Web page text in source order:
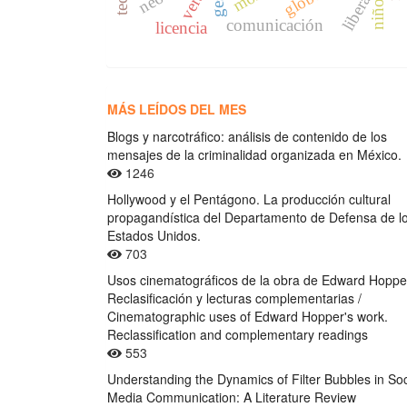
comunicación
licencia niño
MÁS LEÍDOS DEL MES
Blogs y narcotráfico: análisis de contenido de los
mensajes de la criminalidad organizada en México.
1246
Hollywood y el Pentágono. La producción cultural
propagandística del Departamento de Defensa de
Estados Unidos.
703
Usos cinematográficos de la obra de Edward
Reclasificación y lecturas complementarias /
Cinematographic uses of Edward Hopper's work.
Reclassification and complementary readings
553
Understanding the Dynamics of Filter Bubbles in
Media Communication: A Literature Review